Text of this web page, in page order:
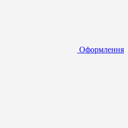
Оформлення